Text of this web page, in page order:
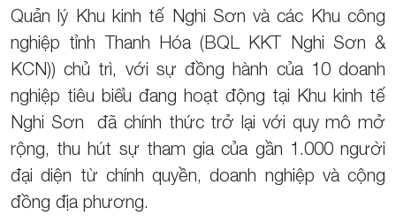
Quản lý Khu kinh tế Nghi Sơn và các Khu công
nghiệp tỉnh Thanh Hóa (BQL KKT Nghi Sơn &
KCN)) chủ trì, với sự đồng hành của 10 doanh
nghiệp tiêu biểu đang hoạt động tại Khu kinh tế
Nghi Sơn đã chính thức trở lại với quy mô mở
rộng, thu hút sự tham gia của gần 1.000 người
đại diện từ chính quyền, doanh nghiệp và cộng
đồng địa phương.